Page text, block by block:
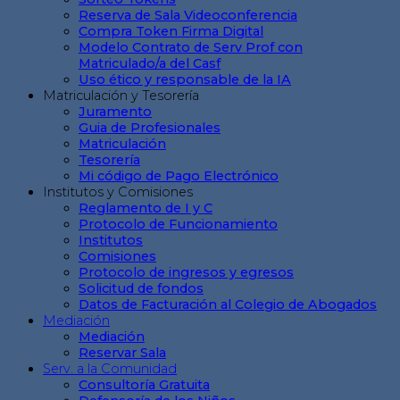
Reserva de Sala Videoconferencia
Compra Token Firma Digital
Modelo Contrato de Serv Prof con
Matriculado/a del Casf
Uso ético y responsable de la IA
Matriculación y Tesorería
Juramento
Guia de Profesionales
Matriculación
Tesorería
Mi código de Pago Electrónico
Institutos y Comisiones
Reglamento de I y C
Protocolo de Funcionamiento
Institutos
Comisiones
Protocolo de ingresos y egresos
Solicitud de fondos
Datos de Facturación al Colegio de Abogados
Mediación
Mediación
Reservar Sala
Serv. a la Comunidad
Consultoría Gratuita